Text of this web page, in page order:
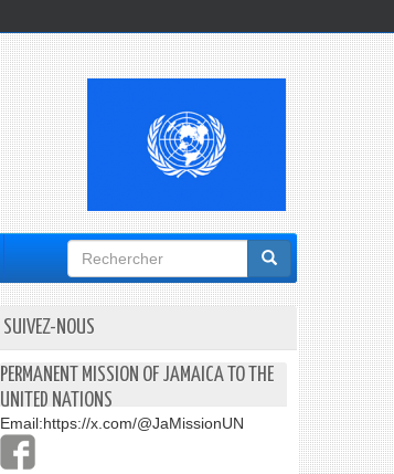
Formulaire
de
recherche
SUIVEZ-NOUS
PERMANENT MISSION OF JAMAICA TO THE
UNITED NATIONS
Email:https://x.com/@JaMissionUN